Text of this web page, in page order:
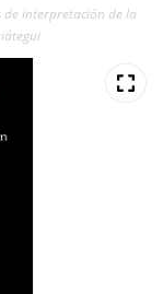
de interpretación de la